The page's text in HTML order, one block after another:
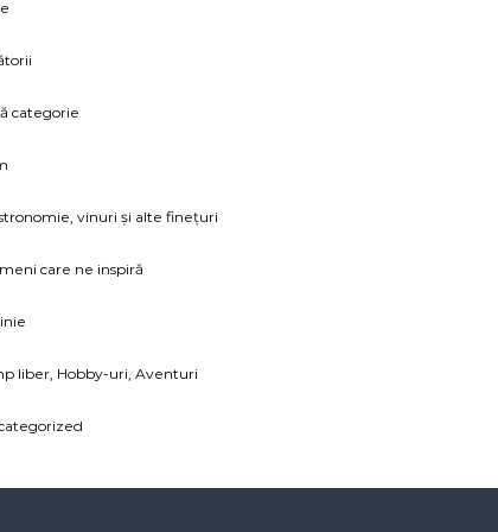
categorie
vinuri și alte finețuri
care ne inspiră
liber, Hobby-uri, Aventuri